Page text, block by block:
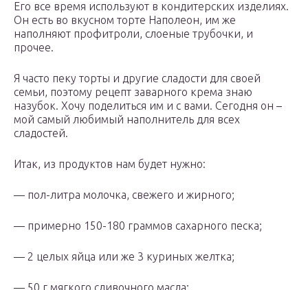
Его все время используют в кондитерских изделиях.
Он есть во вкусном торте Наполеон, им же
наполняют профитроли, слоеные трубочки, и
прочее.
Я часто пеку торты и другие сладости для своей
семьи, поэтому рецепт заварного крема знаю
назубок. Хочу поделиться им и с вами. Сегодня он –
мой самый любимый наполнитель для всех
сладостей.
Итак, из продуктов нам будет нужно:
— пол-литра молочка, свежего и жирного;
— примерно 150-180 граммов сахарного песка;
— 2 целых яйца или же 3 куриных желтка;
— 50 г мягкого сливочного масла;